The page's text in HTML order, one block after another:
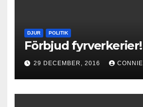
DJUR POLITIK
Förbjud fyrverkerier!
29 DECEMBER, 2016 CONNIE